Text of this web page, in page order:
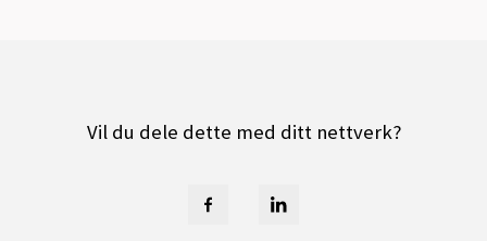
Vil du dele dette med ditt nettverk?